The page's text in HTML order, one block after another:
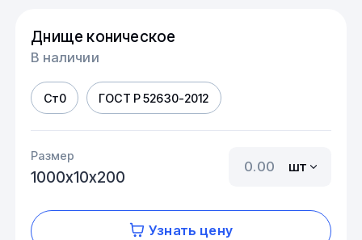
Днище коническое
В наличии
Ст0 ГОСТ Р 52630-2012
Размер
1000х10х200
шт
Узнать цену